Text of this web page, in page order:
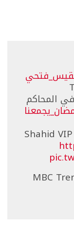
المحاكم